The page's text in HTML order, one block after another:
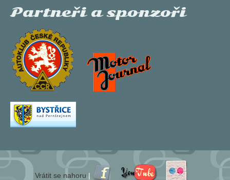
Partneři a sponzoři
Vrátit se nahoru |